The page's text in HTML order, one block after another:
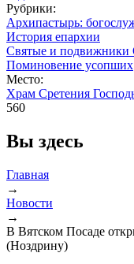
Рубрики:
Архипастырь:
История епархии
Святые и подвижники
Поминовение усопших
Место:
Храм Сретения
560
Вы здесь
Главная
→
Новости
→
В Вятском Посаде
(Ноздрину)